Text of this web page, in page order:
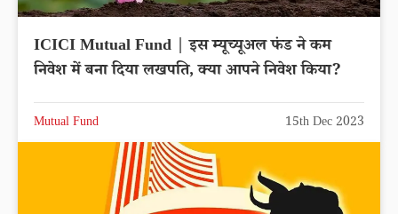
ICICI Mutual Fund | इस म्यूच्यूअल फंड ने कम
निवेश में बना दिया लखपति, क्या आपने निवेश किया?
Mutual Fund 15th Dec 2023